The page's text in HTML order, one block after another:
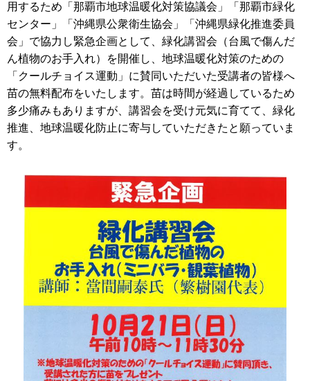
用するため「那覇市地球温暖化対策協議会」「那覇市緑化
センター」「沖縄県公衆衛生協会」「沖縄県緑化推進委員
会」で協力し緊急企画として、緑化講習会（台風で傷んだ
ん植物のお手入れ）を開催し、地球温暖化対策のための
「クールチョイス運動」に賛同いただいた受講者の皆様へ
苗の無料配布をいたします。苗は時間が経過しているため
多少痛みもありますが、講習会を受け元気に育てて、緑化
推進、地球温暖化防止に寄与していただきたと願っていま
す。